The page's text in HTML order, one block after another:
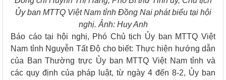
Ủy ban MTTQ Việt Nam tỉnh Đồng Nai phát biểu tại hội
nghị. Ảnh: Huy Anh
Báo cáo tại hội nghị, Phó Chủ tịch Ủy ban MTTQ Việt
Nam tỉnh Nguyễn Tất Độ cho biết: Thực hiện hướng dẫn
của Ban Thường trực Ủy ban MTTQ Việt Nam tỉnh và
các quy định của pháp luật, từ ngày 4 đến 8-2, Ủy ban